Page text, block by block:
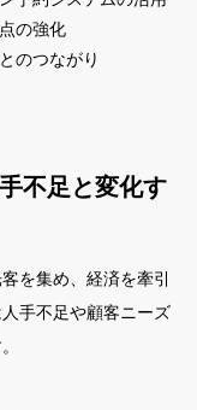
の強化
のつながり
不足と変化す
を集め、経済を牽引
手不足や顧客ニーズ